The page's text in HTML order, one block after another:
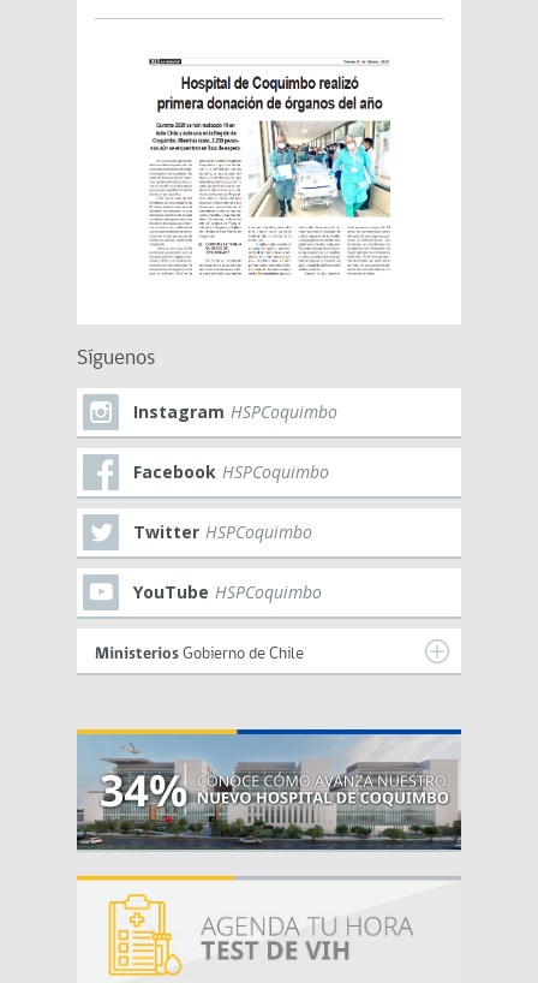
Síguenos
Instagram HSPCoquimbo
Facebook HSPCoquimbo
Twitter HSPCoquimbo
YouTube HSPCoquimbo
Ministerios Gobierno de Chile